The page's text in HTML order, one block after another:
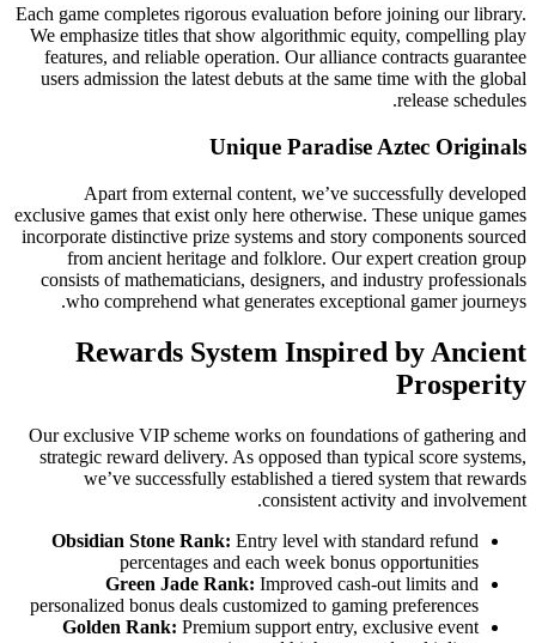
Each game
We emphasize
features, and
users admission
Apart from
exclusive games that
incorporate
from ancient
consists of
who
Our exclusive VIP
strategic reward
we’ve
Obsidian Stone
Green
personalized bonus
Golden Rank: